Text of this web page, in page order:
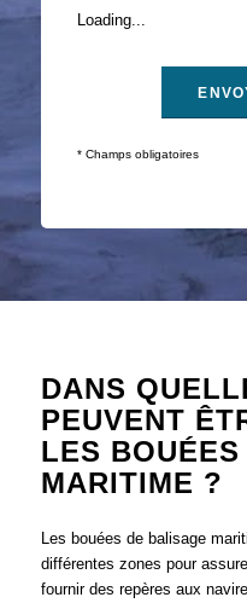
Loading...
* Champs obligatoires
DANS
PEUVENT
LES
MARITIME ?
Les bouées de balisage
différentes zones pour
fournir des repères aux